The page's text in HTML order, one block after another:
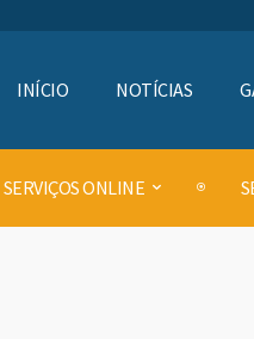
INÍCIO NOTÍCIAS
SERVIÇOS ONLINE